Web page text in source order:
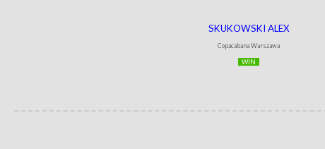
SKUKOWSKI ALEX
Copacabana Warszawa
WIN